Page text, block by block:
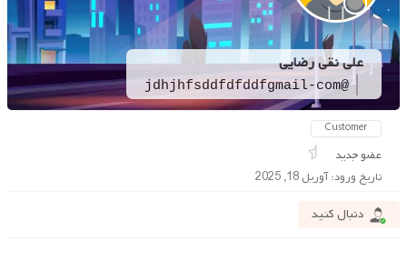
علی نقی رضایی
@jdhjhfsddfdfddfgmail-com
Customer
عضو جدید
تاریخ ورود: آوریل 18, 2025
دنبال کنید